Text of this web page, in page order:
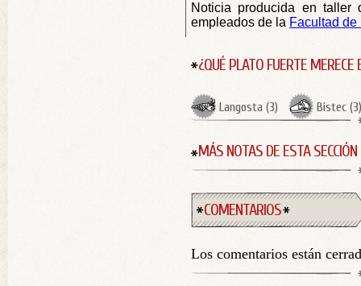
Noticia producida en taller
empleados de la Facultad
¿QUÉ PLATO FUERTE MERECE
Langosta (3) Bistec (3)
MÁS NOTAS DE ESTA SECCIÓN
COMENTARIOS
Los comentarios están